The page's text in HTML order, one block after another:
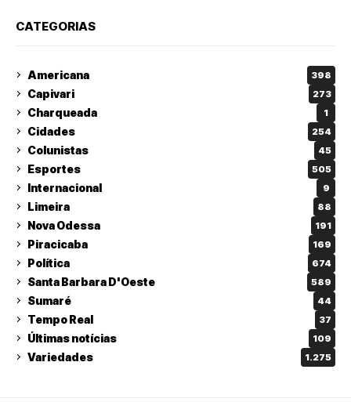
CATEGORIAS
Americana 398
Capivari 273
Charqueada 1
Cidades 254
Colunistas 45
Esportes 505
Internacional 9
Limeira 88
Nova Odessa 191
Piracicaba 169
Política 674
Santa Barbara D'Oeste 589
Sumaré 44
Tempo Real 37
Últimas notícias 109
Variedades 1.275